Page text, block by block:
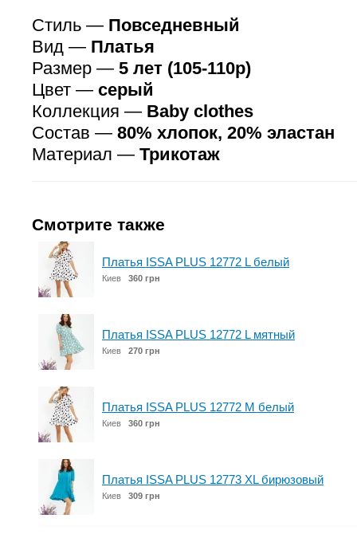
Стиль — Повседневный
Вид — Платья
Размер — 5 лет (105-110р)
Цвет — серый
Коллекция — Baby clothes
Состав — 80% хлопок, 20% эластан
Материал — Трикотаж
Смотрите также
Платья ISSA PLUS 12772 L белый
Киев 360 грн
Платья ISSA PLUS 12772 L мятный
Киев 270 грн
Платья ISSA PLUS 12772 M белый
Киев 360 грн
Платья ISSA PLUS 12773 XL бирюзовый
Киев 309 грн